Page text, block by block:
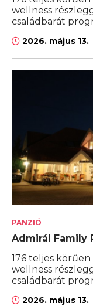
wellness
családbarát
2026. május 13.
PANZIÓ
Admirál Family
176 teljes
wellness
családbarát
2026. május 13.